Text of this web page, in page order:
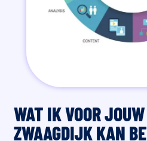
WAT IK VOOR
ZWAAGDIJK KAN